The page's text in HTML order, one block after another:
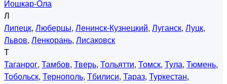
Йошкар-Ола
Л
Липецк, Люберцы, Ленинск-Кузнецкий, Луганск, Луцк,
Львов, Ленкорань, Лисаковск
Т
Таганрог, Тамбов, Тверь, Тольятти, Томск, Тула, Тюмень,
Тобольск, Тернополь, Тбилиси, Тараз, Туркестан,